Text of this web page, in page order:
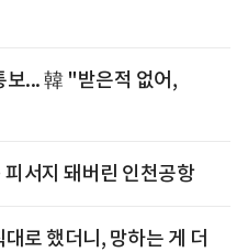
보... 韓 "받은적 없어,
서지 돼버린 인천공항
로 했더니, 망하는 게 더